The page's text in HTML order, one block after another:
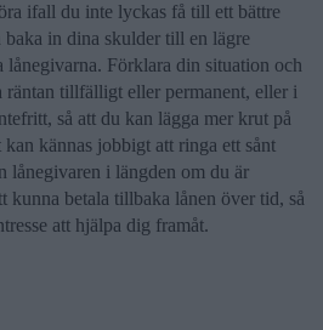
ifall du inte lyckas få till ett bättre
in dina skulder till en lägre
lånegivarna. Förklara din situation och
räntan tillfälligt eller permanent, eller i
så att du kan lägga mer krut på
kännas jobbigt att ringa ett sånt
lånegivaren i längden om du är
kunna betala tillbaka lånen över tid, så
att hjälpa dig framåt.